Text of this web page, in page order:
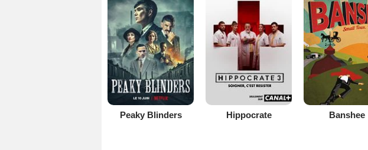
Peaky Blinders Hippocrate Banshee